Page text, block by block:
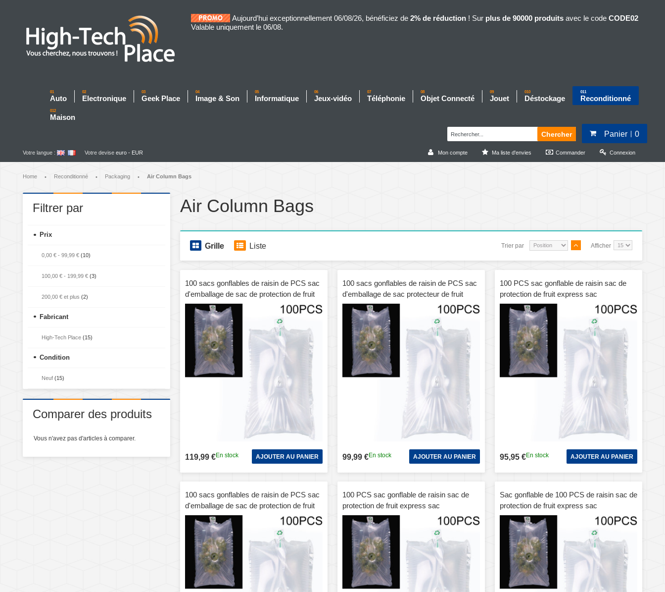
Aujourd’hui exceptionnellement 06/08/26, bénéficiez de 2% de réduction ! Sur plus de 90000 produits avec le code CODE02
Valable uniquement le 06/08.
01
Auto
02
Electronique
03
Geek Place
04
Image & Son
05
Informatique
06
Jeux-vidéo
07
Téléphonie
08
Objet Connecté
09
Jouet
010
Déstockage
011
Reconditionné
012
Maison
Panier
0
Chercher
Mon compte Ma liste d'envies Commander Connexion
Votre langue : Votre devise euro - EUR
Home • Reconditionné • Packaging • Air Column Bags
Air Column Bags
Grille Liste Afficher
Trier par
100 sacs gonflables de raisin de PCS sac
d'emballage de sac de protection de fruit
express, spécification: 35x45cm
119,99 €En stock AJOUTER AU PANIER
100 sacs gonflables de raisin de PCS sac
d'emballage de sac protecteur de fruit
express, spécification: 30x40cm
99,99 €En stock AJOUTER AU PANIER
100 PCS sac gonflable de raisin sac de
protection de fruit express sac
d'emballage, spécification: 30x35cm
95,95 €En stock AJOUTER AU PANIER
100 sacs gonflables de raisin de PCS sac
d'emballage de sac de protection de fruit
express, spécification: 25x40cm
100 PCS sac gonflable de raisin sac de
protection de fruit express sac
d'emballage, spécification: 25x35cm
Sac gonflable de 100 PCS de raisin sac de
protection de fruit express sac
d'emballage, spécification: 25x30cm
Filtrer par
Prix
0,00 € - 99,99 € (10)
100,00 € - 199,99 € (3)
200,00 € et plus (2)
Fabricant
High-Tech Place (15)
Condition
Neuf (15)
Comparer des produits
Vous n'avez pas d'articles à comparer.